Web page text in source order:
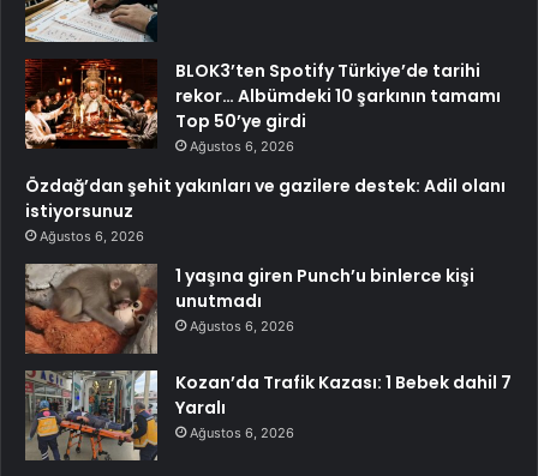
BLOK3’ten Spotify Türkiye’de tarihi
rekor… Albümdeki 10 şarkının tamamı
Top 50’ye girdi
Ağustos 6, 2026
Özdağ’dan şehit yakınları ve gazilere destek: Adil olanı
istiyorsunuz
Ağustos 6, 2026
1 yaşına giren Punch’u binlerce kişi
unutmadı
Ağustos 6, 2026
Kozan’da Trafik Kazası: 1 Bebek dahil 7
Yaralı
Ağustos 6, 2026